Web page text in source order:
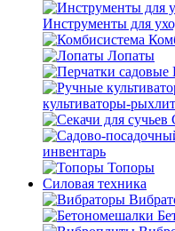
Инструменты для
Лопаты
культиваторы-
инвентарь
Топоры
Силовая техника